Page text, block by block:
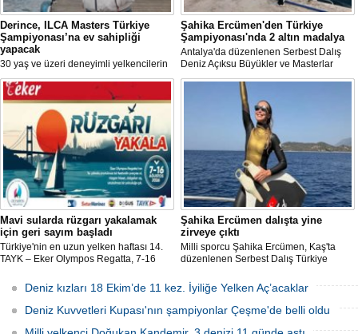
Derince, ILCA Masters Türkiye
Şampiyonası’na ev sahipliği
yapacak
30 yaş ve üzeri deneyimli yelkencilerin
mücadele ettiği ILCA Masters 2026
Türkiye Şampiyonası, bu yıl Kocaeli’nin
Derince ilçesinde gerçekleştirilecek.
Şahika Ercümen'den Türkiye
Şampiyonası'nda 2 altın madalya
Antalya'da düzenlenen Serbest Dalış
Deniz Açıksu Büyükler ve Masterlar
Bireysel Türkiye Şampiyonası'nda milli
sporcu ve serbest dalış dünya
rekortmeni Şahika Ercümen, 2 altın
madalya kazandı.
Mavi sularda rüzgarı yakalamak
için geri sayım başladı
Türkiye'nin en uzun yelken haftası 14.
TAYK – Eker Olympos Regatta, 7-16
sulara yelken açıyor.
Şahika Ercümen dalışta yine
zirveye çıktı
Milli sporcu Şahika Ercümen, Kaş'ta
düzenlenen Serbest Dalış Türkiye
kategorisinde 68 metre dalış yaparak
şampiyon oldu.
Deniz kızları 18 Ekim’de 11 kez. İyiliğe Yelken Aç’acaklar
Deniz Kuvvetleri Kupası'nın şampiyonlar Çeşme'de belli oldu